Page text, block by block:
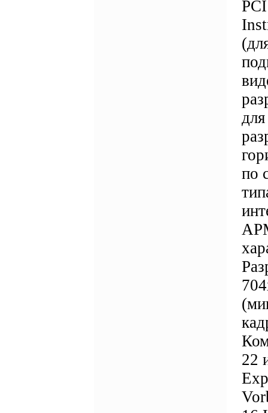
по
22